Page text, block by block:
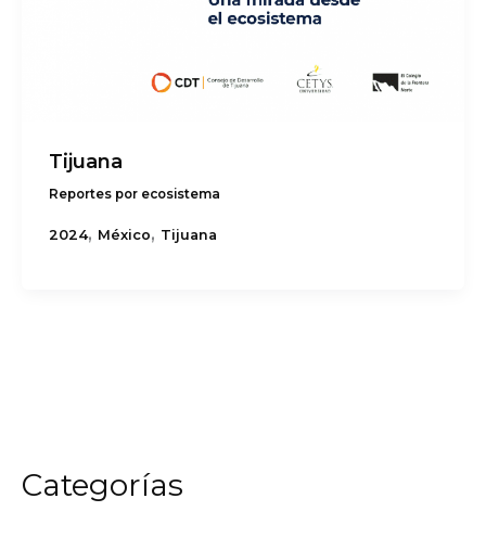
Tijuana
Reportes por ecosistema
2024, México, Tijuana
Categorías